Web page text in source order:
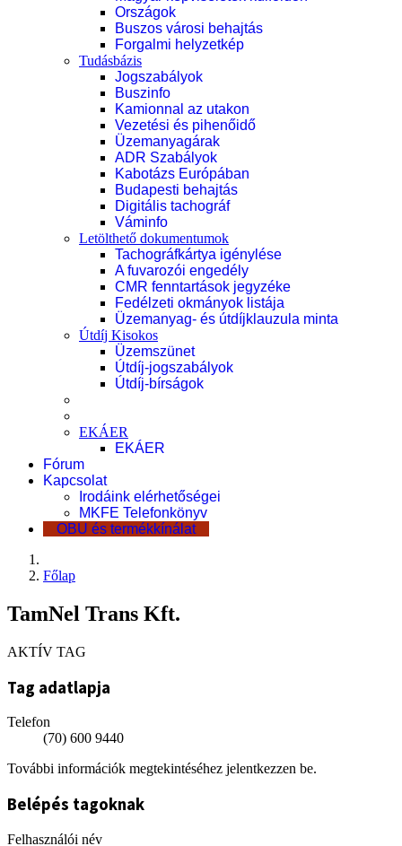
Országok
Buszos városi behajtás
Forgalmi helyzetkép
Tudásbázis
Jogszabályok
Buszinfo
Kamionnal az utakon
Vezetési és pihenőidő
Üzemanyagárak
ADR Szabályok
Kabotázs Európában
Budapesti behajtás
Digitális tachográf
Váminfo
Letölthető dokumentumok
Tachográfkártya igénylése
A fuvarozói engedély
CMR fenntartások jegyzéke
Fedélzeti okmányok listája
Üzemanyag- és útdíjklauzula minta
Útdíj Kisokos
Üzemszünet
Útdíj-jogszabályok
Útdíj-bírságok
EKÁER
EKÁER
Fórum
Kapcsolat
Irodáink elérhetőségei
MKFE Telefonkönyv
OBU és termékkínálat
Főlap
TamNel Trans Kft.
AKTÍV TAG
Tag adatlapja
Telefon
(70) 600 9440
További információk megtekintéséhez jelentkezzen be.
Belépés tagoknak
Felhasználói név